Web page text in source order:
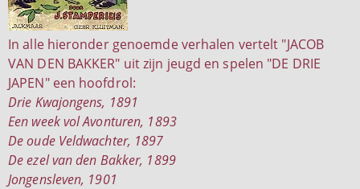
In alle hieronder genoemde verhalen vertelt "JACOB
VAN DEN BAKKER" uit zijn jeugd en spelen "DE DRIE
JAPEN" een hoofdrol:
Drie Kwajongens, 1891
Een week vol Avonturen, 1893
De oude Veldwachter, 1897
De ezel van den Bakker, 1899
Jongensleven, 1901